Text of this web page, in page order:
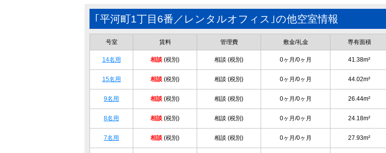
｢平河町1丁目6番／レンタルオフィス｣の他空室情報
号室 賃料 管理費 敷金/礼金 専有面積
14名用 相談 (税別) 相談 (税別) 0ヶ月/0ヶ月 41.38m²
15名用 相談 (税別) 相談 (税別) 0ヶ月/0ヶ月 44.02m²
9名用 相談 (税別) 相談 (税別) 0ヶ月/0ヶ月 26.44m²
8名用 相談 (税別) 相談 (税別) 0ヶ月/0ヶ月 24.18m²
7名用 相談 (税別) 相談 (税別) 0ヶ月/0ヶ月 27.93m²